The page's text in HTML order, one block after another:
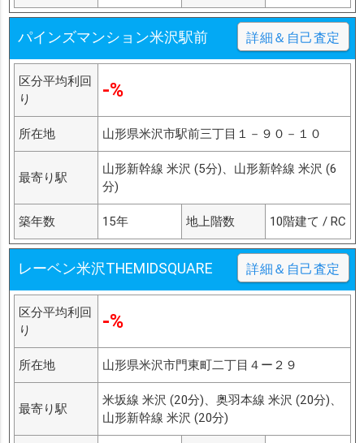
パインズマンション米沢駅前 詳細＆自己査定
区分平均利回
り
-%
所在地 山形県米沢市駅前三丁目１－９０－１０
最寄り駅
山形新幹線 米沢 (5分)、山形新幹線 米沢 (6
分)
築年数 15年 地上階数 10階建て / RC
レーベン米沢THEMIDSQUARE 詳細＆自己査定
区分平均利回
り
-%
所在地 山形県米沢市門東町二丁目４ー２９
最寄り駅
米坂線 米沢 (20分)、奥羽本線 米沢 (20分)、
山形新幹線 米沢 (20分)